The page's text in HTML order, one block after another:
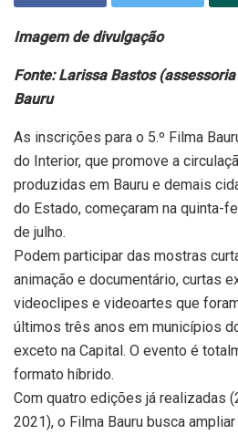
Imagem de divulgação
Fonte: Larissa Bastos
Bauru
As inscrições para o 5.º Filma
do Interior, que promove a
produzidas em Bauru e demais
do Estado, começaram na quinta-
de julho.
Podem participar das mostras
animação e documentário, curtas
videoclipes e videoartes que
últimos três anos em municípios
exceto na Capital. O evento é
formato híbrido.
Com quatro edições já realizadas
2021), o Filma Bauru busca